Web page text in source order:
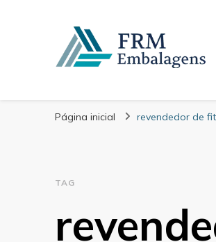
FRM
Página inicial revendedor de
TAG